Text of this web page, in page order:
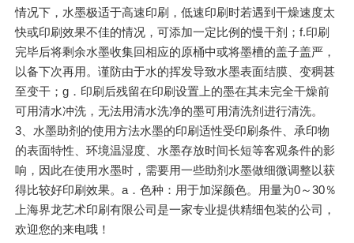
情况下，水墨极适于高速印刷，低速印刷时若遇到干燥速度太
快或印刷效果不佳的情况，可添加一定比例的慢干剂；f.印刷
完毕后将剩余水墨收集回相应的原桶中或将墨槽的盖子盖严，
以备下次再用。谨防由于水的挥发导致水墨表面结膜、变稠甚
至变干；g．印刷后残留在印刷设置上的墨在其未完全干燥前
可用清水冲洗，无法用清水洗净的墨可用清洗剂进行清洗。
3、水墨助剂的使用方法水墨的印刷适性受印刷条件、承印物
的表面特性、环境温湿度、水墨存放时间长短等客观条件的影
响，因此在使用水墨时，需要用一些助剂水墨做细微调整以获
得比较好印刷效果。a．色种：用于加深颜色。用量为0～30％
上海界龙艺术印刷有限公司是一家专业提供精细包装的公司，
欢迎您的来电哦！